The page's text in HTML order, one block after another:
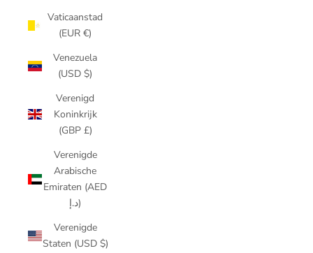
Vaticaanstad
(EUR €)
Venezuela
(USD $)
Verenigd
Koninkrijk
(GBP £)
Verenigde
Arabische
Emiraten (AED
د.إ)
Verenigde
Staten (USD $)